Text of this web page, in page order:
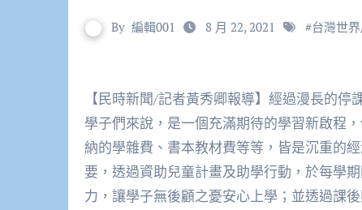
By 編輯001 8 月 22, 2021 #台灣世
【民時新聞/記者黃秀卿報導】經過漫長的停課不停學，暑假即將結束，迎接新學期到來。對大多數的
學子們來說，是一個充滿期待的學習新啟程
納的學雜費、書本教材費等等，皆是沉重的
要，透過資助兒童計畫及助學行動，於每學
力，讓學子無後顧之憂安心上學；並透過課